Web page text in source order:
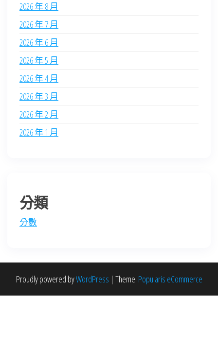
2026 年 8 月
2026 年 7 月
2026 年 6 月
2026 年 5 月
2026 年 4 月
2026 年 3 月
2026 年 2 月
2026 年 1 月
分類
分數
Proudly powered byWordPress | Theme: Popularis eCommerce